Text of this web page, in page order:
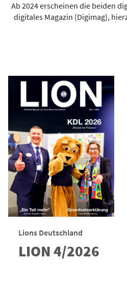
Ab 2024 erscheinen die beiden
digitales Magazin (Digimag),
Lions Deutschland
LION 4/2026